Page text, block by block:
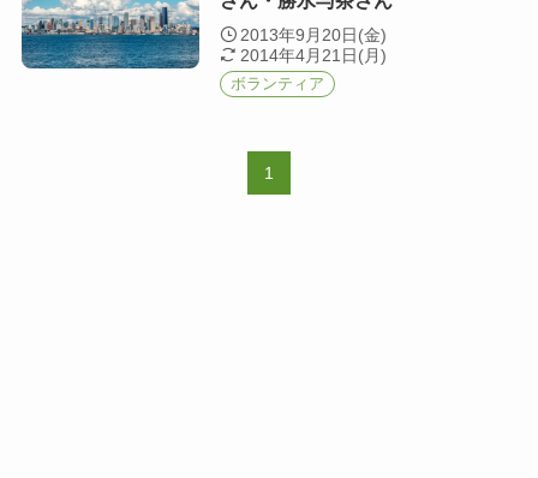
2013年9月20日(金)
2014年4月21日(月)
ボランティア
1